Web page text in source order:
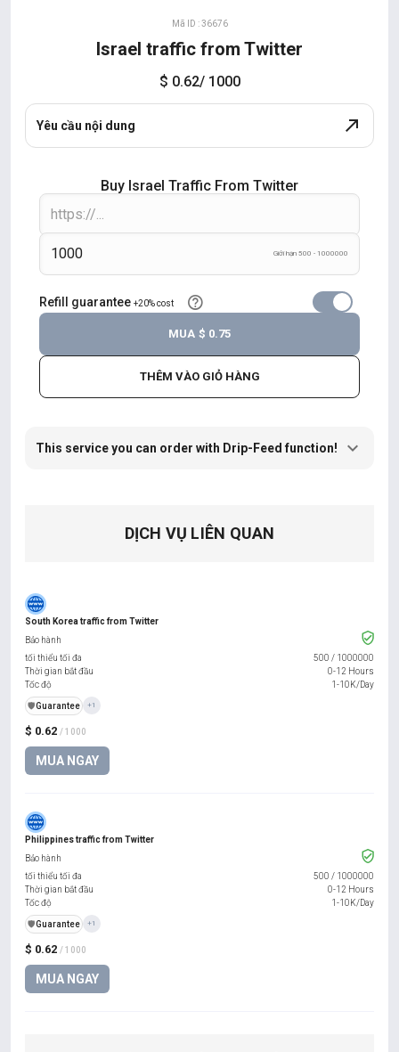
Mã ID : 36676
Israel traffic from Twitter
$ 0.62/ 1000
Yêu cầu nội dung
Buy Israel Traffic From Twitter
Giới hạn 500 - 1000000
Refill guarantee +20% cost
THÊM VÀO GIỎ HÀNG
MUA $ 0.75
This service you can order with Drip-Feed function!
DỊCH VỤ LIÊN QUAN
South Korea traffic from Twitter
$ 0.62 / 1000
MUA NGAY
Bảo hành
tối thiểu tối đa
500 / 1000000
Thời gian bắt đầu
0-12 Hours
Tốc độ
1-10K/Day
️🛡️Guarantee +1
Philippines traffic from Twitter
$ 0.62 / 1000
MUA NGAY
Bảo hành
tối thiểu tối đa
500 / 1000000
Thời gian bắt đầu
0-12 Hours
Tốc độ
1-10K/Day
️🛡️Guarantee +1